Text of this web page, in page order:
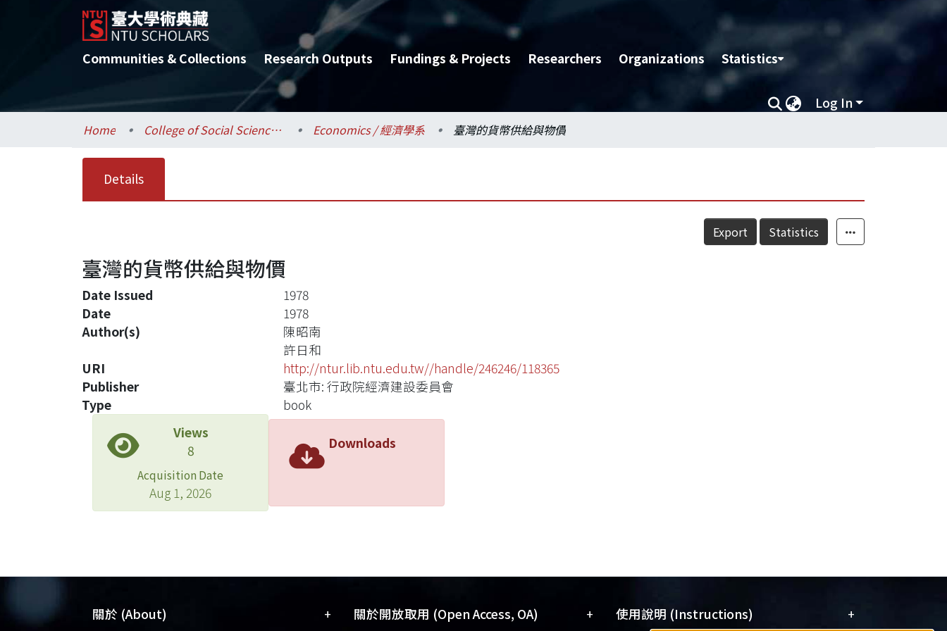
Communities & Collections Research Outputs Fundings & Projects Researchers Organizations Statistics
Log In
Home College of Social Sciences / 社會科學院 Economics / 經濟學系 臺灣的貨幣供給與物價
Details
Export Statistics
臺灣的貨幣供給與物價
Date Issued
1978
Date
1978
Author(s)
陳昭南
許日和
URI
http://ntur.lib.ntu.edu.tw//handle/246246/118365
Publisher
臺北市: 行政院經濟建設委員會
Type
book
Views
8
Acquisition Date
Aug 1, 2026
Downloads
關於 (About) + 關於開放取用 (Open Access, OA) + 使用說明 (Instructions) +